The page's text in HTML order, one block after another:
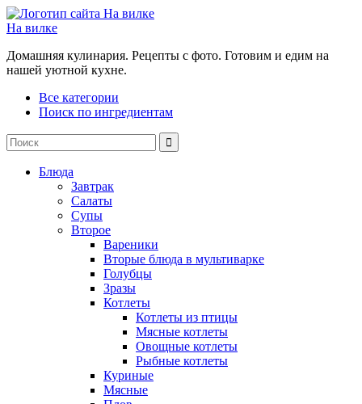
На вилке
Домашняя кулинария. Рецепты с фото. Готовим и едим на
нашей уютной кухне.
Все категории
Поиск по ингредиентам
Блюда
Завтрак
Салаты
Супы
Второе
Вареники
Вторые блюда в мультиварке
Голубцы
Зразы
Котлеты
Котлеты из птицы
Мясные котлеты
Овощные котлеты
Рыбные котлеты
Куриные
Мясные